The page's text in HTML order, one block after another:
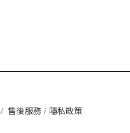
/售後服務 / 隱私政策